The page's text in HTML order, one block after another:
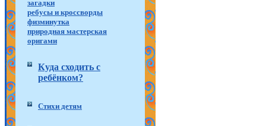
загадки
ребусы и кроссворды
физминутка
природная мастерская
оригами
Куда сходить с
ребёнком?
Стихи детям